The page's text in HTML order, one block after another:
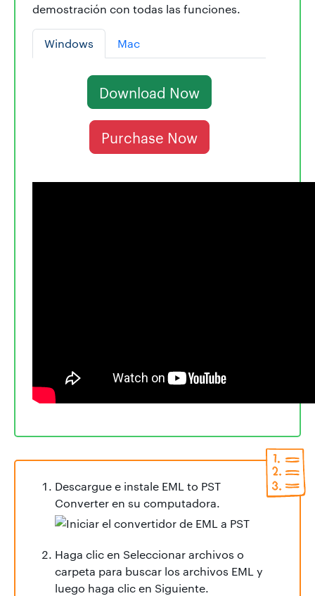
demostración con todas las funciones.
Windows Mac
Download Now
Purchase Now
Descargue e instale EML to PST
Converter en su computadora.
Haga clic en Seleccionar archivos o
carpeta para buscar los archivos EML y
luego haga clic en Siguiente.